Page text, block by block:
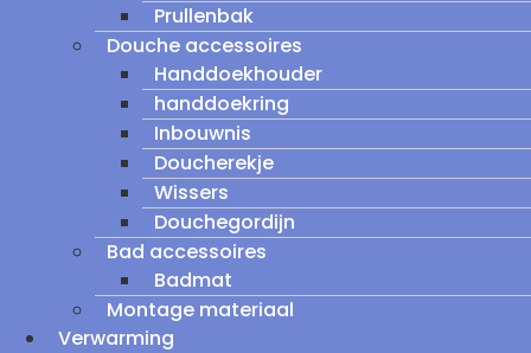
Prullenbak
Douche accessoires
Handdoekhouder
handdoekring
Inbouwnis
Doucherekje
Wissers
Douchegordijn
Bad accessoires
Badmat
Montage materiaal
Verwarming